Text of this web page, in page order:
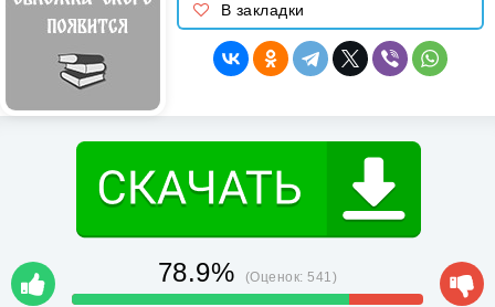
В закладки
78.9% (Оценок:541)